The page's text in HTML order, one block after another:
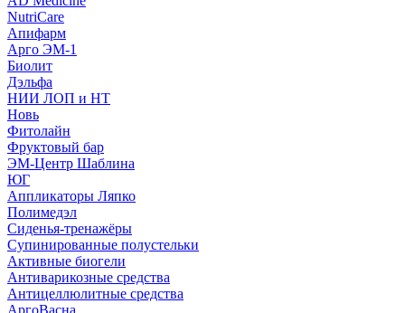
NutriCare
Апифарм
Арго ЭМ-1
Биолит
Дэльфа
НИИ ЛОП и НТ
Новь
Фитолайн
Фруктовый бар
ЭМ-Центр Шаблина
ЮГ
Аппликаторы Ляпко
Полимедэл
Сиденья-тренажёры
Супинированные полустельки
Активные биогели
Антиварикозные средства
Антицеллюлитные средства
АргоВасна